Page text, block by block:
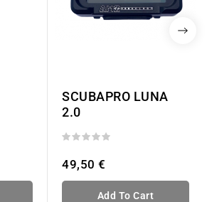
SCUBAPRO LUNA
2.0
49,50 €
Add To Cart